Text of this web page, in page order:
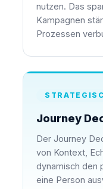
nutzen. Das
Kampagnen
Prozessen
Journey
Der Journey
von Kontext,
dynamisch den
eine Person